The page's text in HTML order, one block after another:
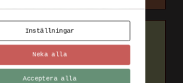
Inställningar
Neka alla
Acceptera alla